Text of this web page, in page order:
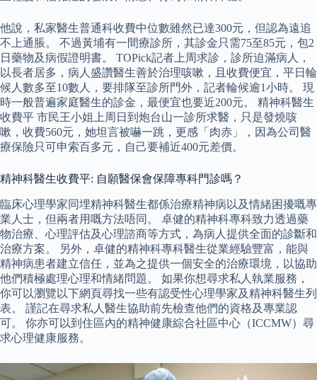
他說，私家醫生普通科收費中位數雖然已達300元，但認為遠追
不上通脹。 不過黃埔有一間療診所，其診金只需75至85元，包2
日藥物及病假證明書。 TOPick記者上周求診，診所迫滿病人，
以長者居多，病人盛讚醫生善於治理咳嗽，且收費便宜，平日輪
候人數多至10數人，要排隊至診所門外，記者輪候逾1小時。 現
時一般普遍家庭醫生的診金，最便宜也要近200元。 精神科醫生
收費平 市民王小姐上周日到炮台山一診所求醫，只是發燒咳
嗽，收費560元，她坦言被嚇一跳，更感「肉赤」，因為公司醫
療保險只可申索百多元，自己要補近400元差價。
精神科醫生收費平: 自願醫保會保障專科門診嗎？
臨床心理學家同埋精神科醫生都係治療精神病以及情緒困擾嘅專
業人士，但兩者用嘅方法唔同。 卓健的精神科專科致力透過藥
物治療、心理評估及心理諮商等方式，為病人提供全面的診斷和
治療方案。 另外，卓健的精神科專科醫生從業經驗豐富，能與
精神病患者建立信任，並為之提供一個安全的治療環境，以協助
他們積極處理心理和情緒問題。 如果你想尋求私人執業服務，
你可以瀏覽以下網頁尋找一些有認受性心理學家及精神科醫生列
表。 謹記在尋求私人醫生協助前先檢查他們的資格及專業認
可。 你亦可以到住區內的精神健康綜合社區中心（ICCMW）尋
求心理健康服務。